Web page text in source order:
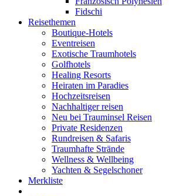
Fidschi
Reisethemen
Boutique-Hotels
Eventreisen
Exotische Traumhotels
Golfhotels
Healing Resorts
Heiraten im Paradies
Hochzeitsreisen
Nachhaltiger reisen
Neu bei Trauminsel Reisen
Private Residenzen
Rundreisen & Safaris
Traumhafte Strände
Wellness & Wellbeing
Yachten & Segelschoner
Merkliste